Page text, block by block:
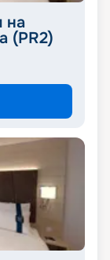
на
(PR2)